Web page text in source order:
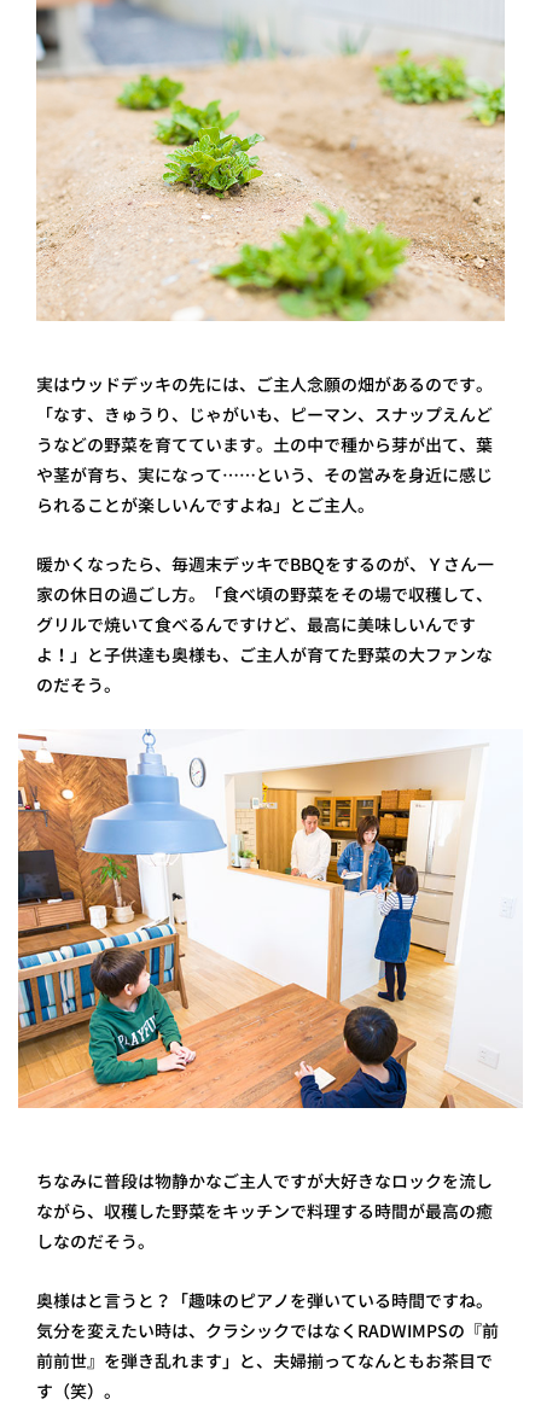
実はウッドデッキの先には、ご主人念願の畑があるのです。
「なす、きゅうり、じゃがいも、ピーマン、スナップえんど
うなどの野菜を育てています。土の中で種から芽が出て、葉
や茎が育ち、実になって……という、その営みを身近に感じ
られることが楽しいんですよね」とご主人。
暖かくなったら、毎週末デッキでBBQをするのが、Ｙさん一
家の休日の過ごし方。「食べ頃の野菜をその場で収穫して、
グリルで焼いて食べるんですけど、最高に美味しいんです
よ！」と子供達も奥様も、ご主人が育てた野菜の大ファンな
のだそう。
ちなみに普段は物静かなご主人ですが大好きなロックを流し
ながら、収穫した野菜をキッチンで料理する時間が最高の癒
しなのだそう。
奥様はと言うと？「趣味のピアノを弾いている時間ですね。
気分を変えたい時は、クラシックではなくRADWIMPSの『前
前前世』を弾き乱れます」と、夫婦揃ってなんともお茶目で
す（笑）。